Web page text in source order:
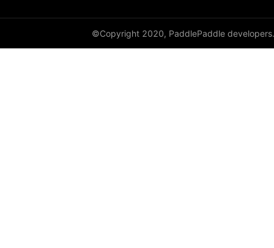
©Copyright 2020, PaddlePaddle developers.